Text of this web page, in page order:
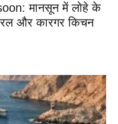
मानसून में लोहे के
और कारगर किचन